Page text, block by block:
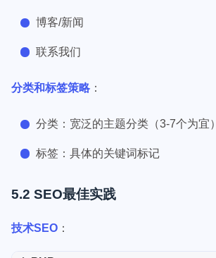
博客/新闻
联系我们
分类和标签策略 ：
分类：宽泛的主题分类（3-7个为宜）
标签：具体的关键词标记
5.2 SEO最佳实践
技术SEO ：